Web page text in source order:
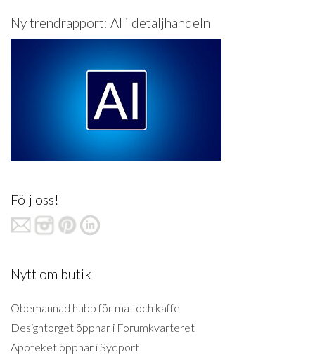
Ny trendrapport: AI i detaljhandeln
Följ oss!
Nytt om butik
Obemannad hubb för mat och kaffe
Designtorget öppnar i Forumkvarteret
Apoteket öppnar i Sydport